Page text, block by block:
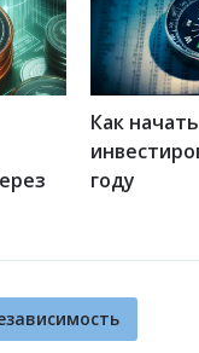
Как начать
году